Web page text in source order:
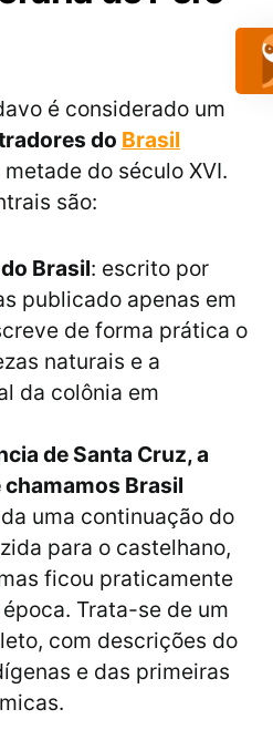
é considerado um
do Brasil
do século XVI.
são:
Brasil: escrito por
publicado apenas em
de forma prática o
naturais e a
da colônia em
de Santa Cruz, a
Brasil
uma continuação do
para o castelhano,
ficou praticamente
Trata-se de um
com descrições do
e das primeiras